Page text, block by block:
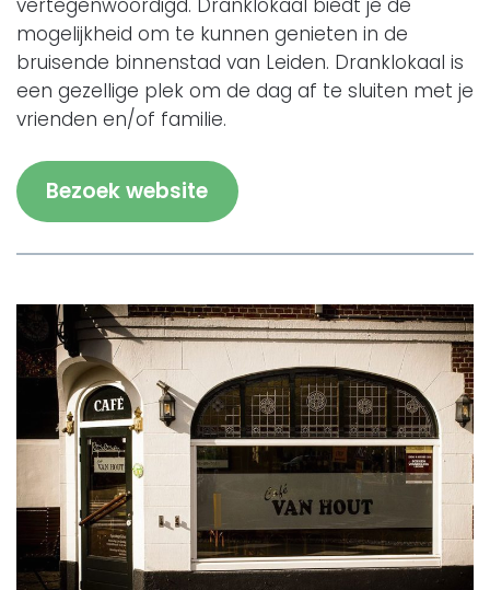
vertegenwoordigd. Dranklokaal biedt je de
mogelijkheid om te kunnen genieten in de
bruisende binnenstad van Leiden. Dranklokaal is
een gezellige plek om de dag af te sluiten met je
vrienden en/of familie.
Bezoek website